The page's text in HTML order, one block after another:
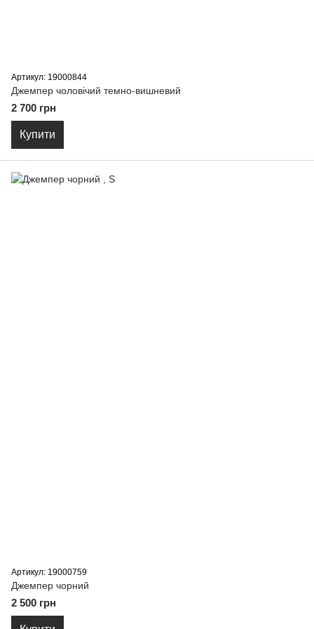
Артикул: 19000844
Джемпер чоловічий темно-вишневий
2 700 грн
Купити
Артикул: 19000759
Джемпер чорний
2 500 грн